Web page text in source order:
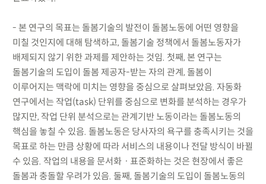
- 본 연구의 목표는 돌봄기술의 발전이 돌봄노동에 어떤 영향을
미칠 것인지에 대해 탐색하고, 돌봄기술 정책에서 돌봄노동자가
배제되지 않기 위한 과제를 제안하는 것임. 첫째, 본 연구는
돌봄기술의 도입이 돌봄 제공자-받는 자의 관계, 돌봄이
이루어지는 맥락에 미치는 영향을 중심으로 살펴보았음. 자동화
연구에서는 작업(task) 단위를 중심으로 변화를 분석하는 경우가
많지만, 작업 단위 분석으로는 관계기반 노동이라는 돌봄노동의
핵심을 놓칠 수 있음. 돌봄노동은 당사자의 욕구를 충족시키는 것을
목표로 하는 만큼 상황에 따라 서비스의 내용이나 전달 방식이 바뀔
수 있음. 작업의 내용을 문서화ㆍ표준화하는 것은 현장에서 좋은
돌봄과 충돌할 우려가 있음. 둘째, 돌봄기술의 도입이 돌봄노동의